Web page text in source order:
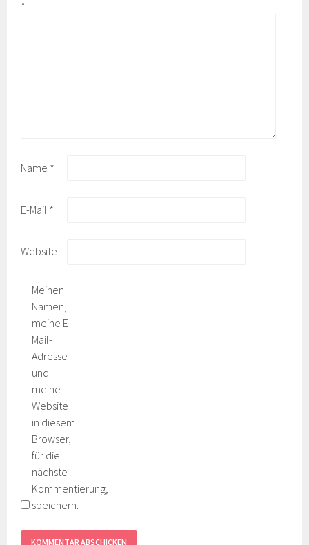
*
Name *
E-Mail *
Website
Meinen
Namen,
meine E-
Mail-
Adresse
und
meine
Website
in diesem
Browser,
für die
nächste
Kommentierung,
speichern.